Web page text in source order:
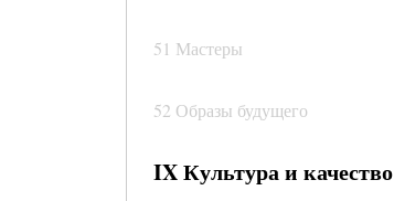
51 Мастеры
52 Образы будущего
IX Культура и качество